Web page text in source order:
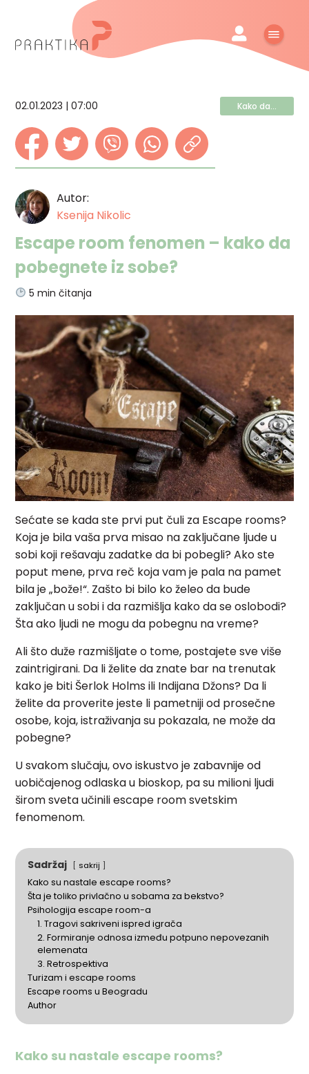
02.01.2023 | 07:00 Kako da...
Autor:
Ksenija Nikolic
Escape room fenomen – kako da
pobegnete iz sobe?
5 min čitanja
Sećate se kada ste prvi put čuli za Escape rooms?
Koja je bila vaša prva misao na zaključane ljude u
sobi koji rešavaju zadatke da bi pobegli? Ako ste
poput mene, prva reč koja vam je pala na pamet
bila je „bože!“. Zašto bi bilo ko želeo da bude
zaključan u sobi i da razmišlja kako da se oslobodi?
Šta ako ljudi ne mogu da pobegnu na vreme?
Ali što duže razmišljate o tome, postajete sve više
zaintrigirani. Da li želite da znate bar na trenutak
kako je biti Šerlok Holms ili Indijana Džons? Da li
želite da proverite jeste li pametniji od prosečne
osobe, koja, istraživanja su pokazala, ne može da
pobegne?
U svakom slučaju, ovo iskustvo je zabavnije od
uobičajenog odlaska u bioskop, pa su milioni ljudi
širom sveta učinili escape room svetskim
fenomenom.
Sadržaj sakrij
Kako su nastale escape rooms?
Šta je toliko privlačno u sobama za bekstvo?
Psihologija escape room-a
1. Tragovi sakriveni ispred igrača
2. Formiranje odnosa između potpuno nepovezanih
elemenata
3. Retrospektiva
Turizam i escape rooms
Escape rooms u Beogradu
Author
Kako su nastale escape rooms?